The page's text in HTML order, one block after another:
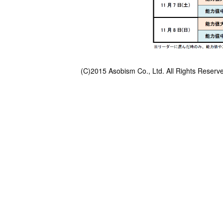
(C)2015 Asobism Co., Ltd. All Rights